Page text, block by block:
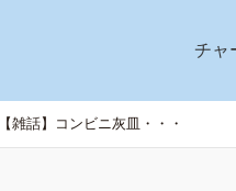
チャ
【雑話】コンビニ灰皿・・・